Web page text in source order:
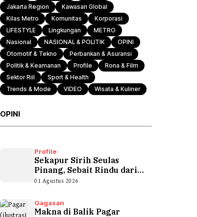
Jakarta Region
Kawasan Global
Kilas Metro
Komunitas
Korporasi
LIFESTYLE
Lingkungan
METRO
Nasional
NASIONAL & POLITIK
OPINI
Otomotif & Tekno
Perbankan & Asuransi
Politik & Keamanan
Profile
Rona & Film
Sektor Riil
Sport & Health
Trends & Mode
VIDEO Wisata & Kuliner
OPINI
Profile
Sekapur Sirih Seulas
Pinang, Sebait Rindu dari
Tepian Teluk
01 Agustus 2026
Gagasan
Makna di Balik Pagar